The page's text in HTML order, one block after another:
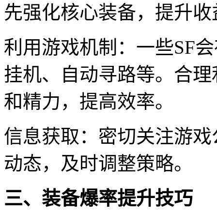
先强化核心装备，提升
利用游戏机制：一些SF
挂机、自动寻路等。合
和精力，提高效率。
信息获取：密切关注游
动态，及时调整策略。
三、装备爆率提升技巧